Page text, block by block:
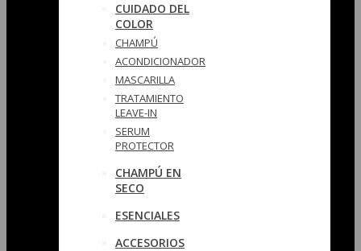
CUIDADO DEL
COLOR
CHAMPÚ
ACONDICIONADOR
MASCARILLA
TRATAMIENTO
LEAVE-IN
SERUM
PROTECTOR
CHAMPÚ EN
SECO
ESENCIALES
ACCESORIOS